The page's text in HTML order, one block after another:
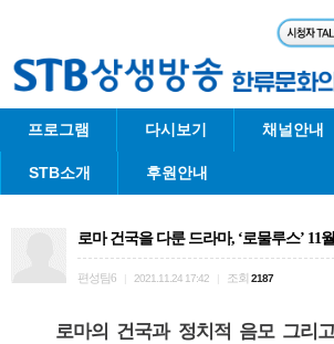
프로그램 다시보기 채널안내
STB소개 후원안내
로마 건국을 다룬 드라마, ‘로물루스’ 11
편성팀6 2021.11.24 17:42 조회 2187
로마의 건국과 정치적 음모 그리